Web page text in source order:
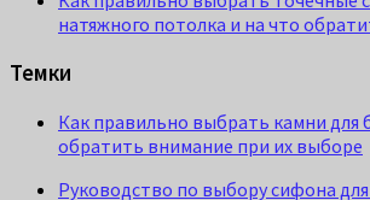
натяжного потолка и на что
Темки
Как правильно выбрать камни для
обратить внимание при их выборе
Руководство по выбору сифона